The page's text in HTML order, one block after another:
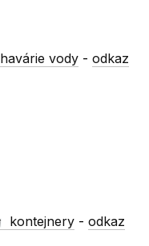
havárie vody -odkaz
kontejnery -odkaz